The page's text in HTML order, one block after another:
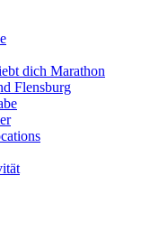
dich Marathon
Flensburg